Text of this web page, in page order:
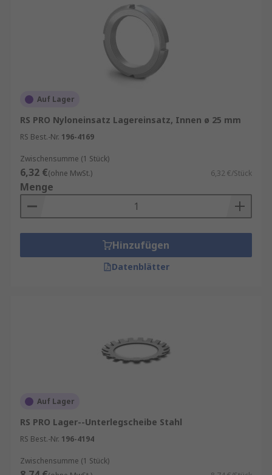
Auf Lager
RS PRO Nyloneinsatz Lagereinsatz, Innen ø 25 mm
RS Best.-Nr. 196-4169
Zwischensumme (1 Stück)
6,32 €(ohne MwSt.) 6,32 €/Stück
Menge
Hinzufügen
Datenblätter
Auf Lager
RS PRO Lager--Unterlegscheibe Stahl
RS Best.-Nr. 196-4194
Zwischensumme (1 Stück)